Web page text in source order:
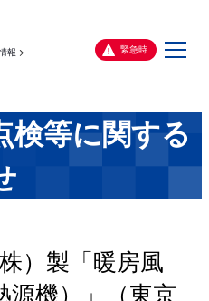
報 緊急時
メ
検等に関する
）製「暖房風
源機）」（東京